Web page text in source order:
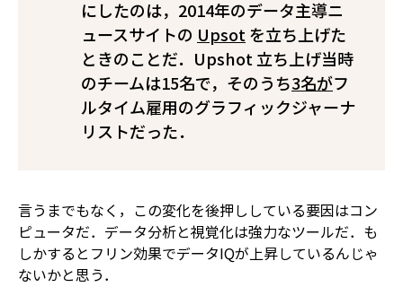
にしたのは，2014年のデータ主導ニ
ュースサイトの Upsotを立ち上げた
ときのことだ．Upshot 立ち上げ当時
のチームは15名で，そのうち3名がフ
ルタイム雇用のグラフィックジャーナ
リストだった．
言うまでもなく，この変化を後押ししている要因はコン
ピュータだ．データ分析と視覚化は強力なツールだ．も
しかするとフリン効果でデータIQが上昇しているんじゃ
ないかと思う．